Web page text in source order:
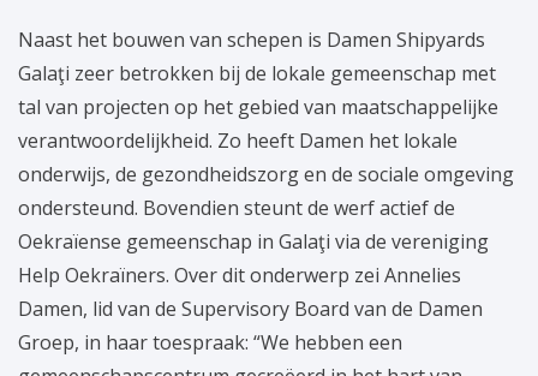
Naast het bouwen van schepen is Damen Shipyards
Galaţi zeer betrokken bij de lokale gemeenschap met
tal van projecten op het gebied van maatschappelijke
verantwoordelijkheid. Zo heeft Damen het lokale
onderwijs, de gezondheidszorg en de sociale omgeving
ondersteund. Bovendien steunt de werf actief de
Oekraïense gemeenschap in Galaţi via de vereniging
Help Oekraïners. Over dit onderwerp zei Annelies
Damen, lid van de Supervisory Board van de Damen
Groep, in haar toespraak: “We hebben een